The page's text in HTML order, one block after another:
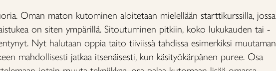
Oman maton kutominen aloitetaan mielellään starttikurssilla, jossa
on siten ympärillä. Sitoutuminen pitkiin, koko lukukauden tai -
Nyt halutaan oppia taito tiiviissä tahdissa esimerkiksi muutaman
mahdollisesti jatkaa itsenäisesti, kun käsityökärpänen puree. Osa